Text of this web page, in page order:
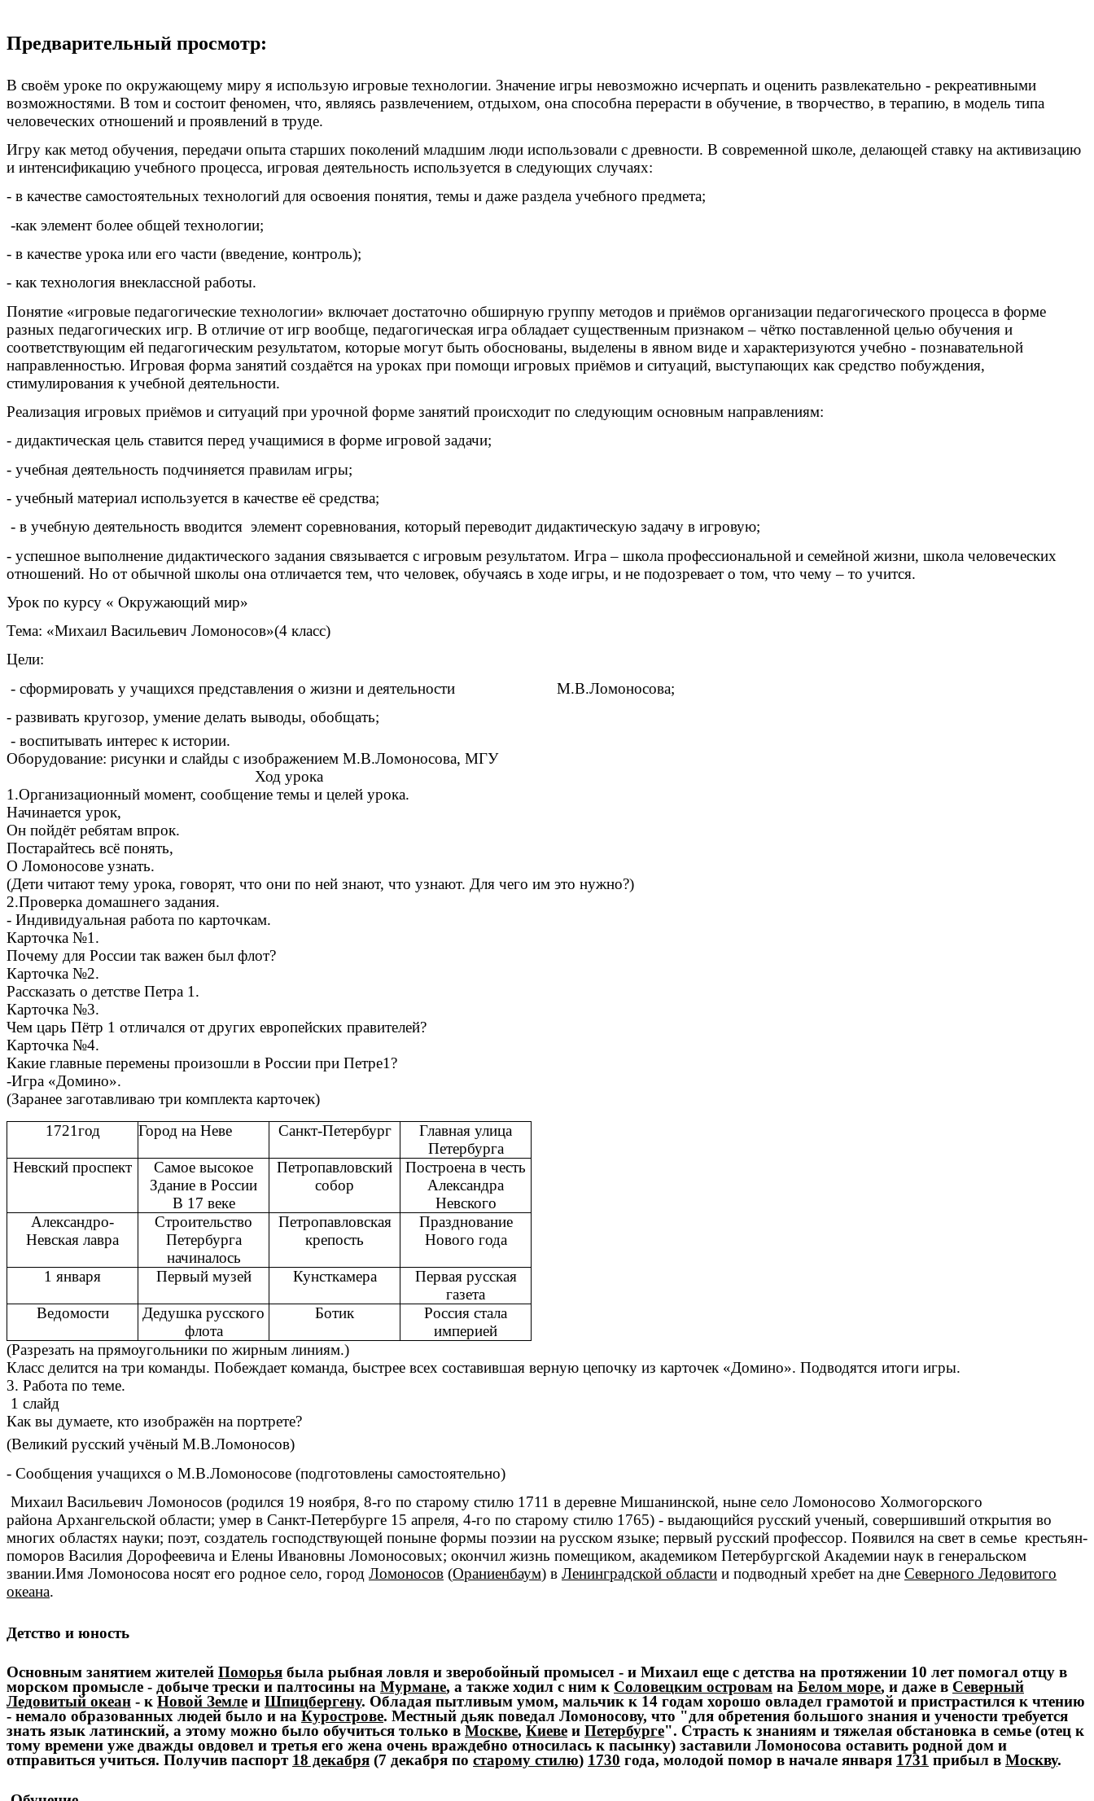
Предварительный просмотр:
В своём уроке по окружающему миру я использую игровые технологии. Значение игры невозможно исчерпать и оценить развлекательно - рекреативными
возможностями. В том и состоит феномен, что, являясь развлечением, отдыхом, она способна перерасти в обучение, в творчество, в терапию, в модель типа
человеческих отношений и проявлений в труде.
Игру как метод обучения, передачи опыта старших поколений младшим люди использовали с древности. В современной школе, делающей ставку на активизацию
и интенсификацию учебного процесса, игровая деятельность используется в следующих случаях:
- в качестве самостоятельных технологий для освоения понятия, темы и даже раздела учебного предмета;
-как элемент более общей технологии;
- в качестве урока или его части (введение, контроль);
- как технология внеклассной работы.
Понятие «игровые педагогические технологии» включает достаточно обширную группу методов и приёмов организации педагогического процесса в форме
разных педагогических игр. В отличие от игр вообще, педагогическая игра обладает существенным признаком – чётко поставленной целью обучения и
соответствующим ей педагогическим результатом, которые могут быть обоснованы, выделены в явном виде и характеризуются учебно - познавательной
направленностью. Игровая форма занятий создаётся на уроках при помощи игровых приёмов и ситуаций, выступающих как средство побуждения,
стимулирования к учебной деятельности.
Реализация игровых приёмов и ситуаций при урочной форме занятий происходит по следующим основным направлениям:
- дидактическая цель ставится перед учащимися в форме игровой задачи;
- учебная деятельность подчиняется правилам игры;
- учебный материал используется в качестве её средства;
- в учебную деятельность вводится элемент соревнования, который переводит дидактическую задачу в игровую;
- успешное выполнение дидактического задания связывается с игровым результатом. Игра – школа профессиональной и семейной жизни, школа человеческих
отношений. Но от обычной школы она отличается тем, что человек, обучаясь в ходе игры, и не подозревает о том, что чему – то учится.
Урок по курсу « Окружающий мир»
Тема: «Михаил Васильевич Ломоносов»(4 класс)
Цели:
- сформировать у учащихся представления о жизни и деятельности М.В.Ломоносова;
- развивать кругозор, умение делать выводы, обобщать;
- воспитывать интерес к истории.
Оборудование: рисунки и слайды с изображением М.В.Ломоносова, МГУ
Ход урока
1.Организационный момент, сообщение темы и целей урока.
Начинается урок,
Он пойдёт ребятам впрок.
Постарайтесь всё понять,
О Ломоносове узнать.
(Дети читают тему урока, говорят, что они по ней знают, что узнают. Для чего им это нужно?)
2.Проверка домашнего задания.
- Индивидуальная работа по карточкам.
Карточка №1.
Почему для России так важен был флот?
Карточка №2.
Рассказать о детстве Петра 1.
Карточка №3.
Чем царь Пётр 1 отличался от других европейских правителей?
Карточка №4.
Какие главные перемены произошли в России при Петре1?
-Игра «Домино».
(Заранее заготавливаю три комплекта карточек)
1721год
Город на Неве Санкт-Петербург
Главная улица
Петербурга
Невский проспект
Самое высокое
Здание в России
В 17 веке
Петропавловский
собор
Построена в честь
Александра
Невского
Александро-
Невская лавра
Строительство
Петербурга
начиналось
Петропавловская
крепость
Празднование
Нового года
1 января Первый музей Кунсткамера
Первая русская
газета
Ведомости
Дедушка русского
флота
Ботик
Россия стала
империей
(Разрезать на прямоугольники по жирным линиям.)
Класс делится на три команды. Побеждает команда, быстрее всех составившая верную цепочку из карточек «Домино». Подводятся итоги игры.
3. Работа по теме.
1 слайд
Как вы думаете, кто изображён на портрете?
(Великий русский учёный М.В.Ломоносов)
- Сообщения учащихся о М.В.Ломоносове (подготовлены самостоятельно)
Михаил Васильевич Ломоносов (родился 19 ноября, 8-го по старому стилю 1711 в деревне Мишанинской, ныне село Ломоносово Холмогорского
района Архангельской области; умер в Санкт-Петербурге 15 апреля, 4-го по старому стилю 1765) - выдающийся русский ученый, совершивший открытия во
многих областях науки; поэт, создатель господствующей поныне формы поэзии на русском языке; первый русский профессор. Появился на свет в семье крестьян-
поморов Василия Дорофеевича и Елены Ивановны Ломоносовых; окончил жизнь помещиком, академиком Петербургской Академии наук в генеральском
звании.Имя Ломоносова носят его родное село, город Ломоносов (Ораниенбаум) в Ленинградской области и подводный хребет на дне Северного Ледовитого
океана.
Детство и юность
Основным занятием жителей Поморья была рыбная ловля и зверобойный промысел - и Михаил еще с детства на протяжении 10 лет помогал отцу в
морском промысле - добыче трески и палтосины на Мурмане, а также ходил с ним к Соловецким островам на Белом море, и даже в Северный
Ледовитый океан - к Новой Земле и Шпицбергену. Обладая пытливым умом, мальчик к 14 годам хорошо овладел грамотой и пристрастился к чтению
- немало образованных людей было и на Курострове. Местный дьяк поведал Ломоносову, что "для обретения большого знания и учености требуется
знать язык латинский, а этому можно было обучиться только в Москве, Киеве и Петербурге". Страсть к знаниям и тяжелая обстановка в семье (отец к
тому времени уже дважды овдовел и третья его жена очень враждебно относилась к пасынку) заставили Ломоносова оставить родной дом и
отправиться учиться. Получив паспорт 18 декабря (7 декабря по старому стилю) 1730 года, молодой помор в начале января 1731 прибыл в Москву.